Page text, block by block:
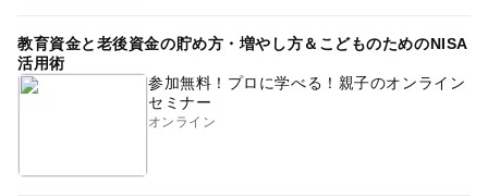
教育資金と老後資金の貯め方・増やし方＆こどものためのNISA
活用術
参加無料！プロに学べる！親子のオンライン
セミナー
オンライン